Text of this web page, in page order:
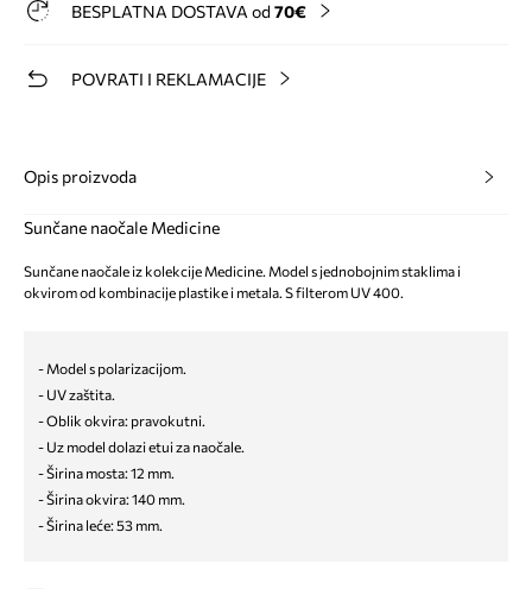
BESPLATNA DOSTAVA od 70€
POVRATI I REKLAMACIJE
Opis proizvoda
Sunčane naočale Medicine
Sunčane naočale iz kolekcije Medicine. Model s jednobojnim staklima i
okvirom od kombinacije plastike i metala. S filterom UV 400.
- Model s polarizacijom.
- UV zaštita.
- Oblik okvira: pravokutni.
- Uz model dolazi etui za naočale.
- Širina mosta: 12 mm.
- Širina okvira: 140 mm.
- Širina leće: 53 mm.